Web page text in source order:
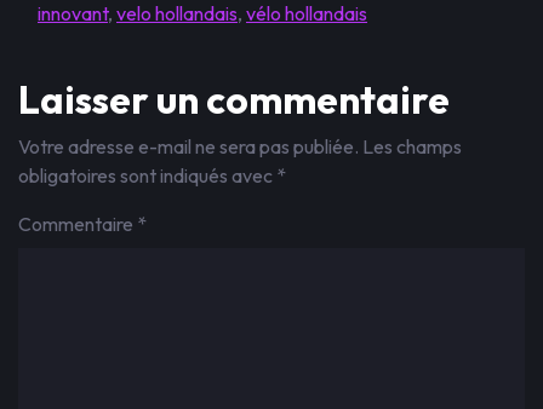
innovant, velo hollandais, vélo hollandais
Laisser un commentaire
Votre adresse e-mail ne sera pas publiée. Les champs
obligatoires sont indiqués avec *
Commentaire *